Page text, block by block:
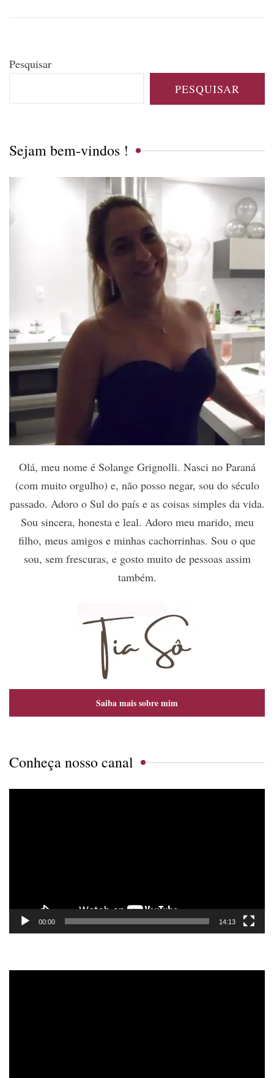
Pesquisar
PESQUISAR
Sejam bem-vindos !
Olá, meu nome é Solange Grignolli. Nasci no Paraná
(com muito orgulho) e, não posso negar, sou do século
passado. Adoro o Sul do país e as coisas simples da vida.
Sou sincera, honesta e leal. Adoro meu marido, meu
filho, meus amigos e minhas cachorrinhas. Sou o que
sou, sem frescuras, e gosto muito de pessoas assim
também.
Saiba mais sobre mim
Conheça nosso canal
00:00 14:13